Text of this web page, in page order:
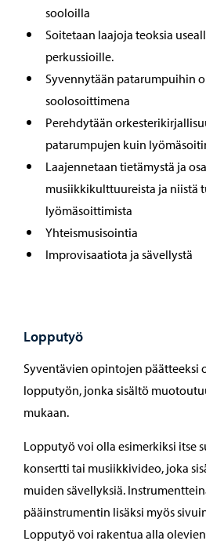
sooloilla
Soitetaan laajoja teoksia
perkussioille.
Syvennytään patarumpuihin
soolosoittimena
Perehdytään
patarumpujen kuin
Laajennetaan tietämystä ja
musiikkikulttuureista ja niistä
lyömäsoittimista
Yhteismusisointia
Improvisaatiota ja sävellystä
Lopputyö
Syventävien opintojen päätteeksi
lopputyön, jonka sisältö
mukaan.
Lopputyö voi olla esimerkiksi itse
konsertti tai musiikkivideo, joka
muiden sävellyksiä.
pääinstrumentin lisäksi myös
Lopputyö voi rakentua alla